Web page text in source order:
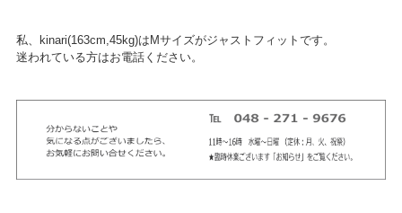
私、kinari(163cm,45kg)はMサイズがジャストフィットです。
迷われている方はお電話ください。